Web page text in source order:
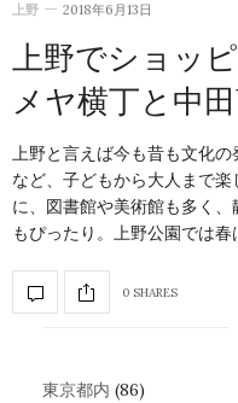
上野 2018年6月13日
上野でショッ
メヤ横丁と中
上野と言えば今も昔も文化
など、子どもから大人まで
に、図書館や美術館も多く
もぴったり。上野公園では
0 SHARES
東京都内 (86)